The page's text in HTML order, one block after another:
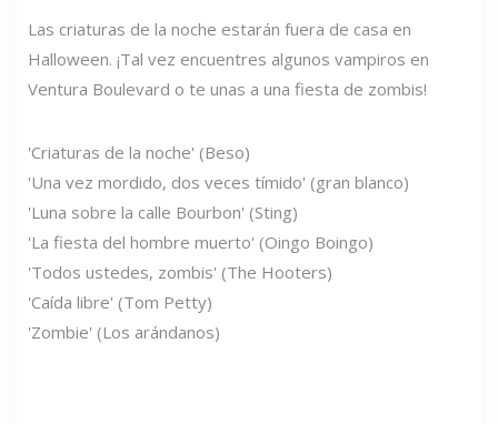
Las criaturas de la noche estarán fuera de casa en
Halloween. ¡Tal vez encuentres algunos vampiros en
Ventura Boulevard o te unas a una fiesta de zombis!
'Criaturas de la noche' (Beso)
'Una vez mordido, dos veces tímido' (gran blanco)
'Luna sobre la calle Bourbon' (Sting)
'La fiesta del hombre muerto' (Oingo Boingo)
'Todos ustedes, zombis' (The Hooters)
'Caída libre' (Tom Petty)
'Zombie' (Los arándanos)